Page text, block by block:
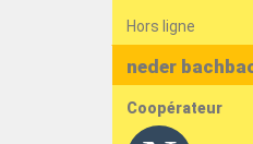
Hors ligne
neder
Coopérateur